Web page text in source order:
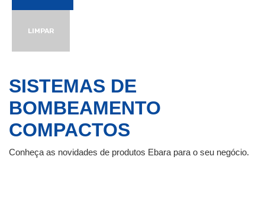
LIMPAR
SISTEMAS DE
BOMBEAMENTO
COMPACTOS
Conheça as novidades de produtos Ebara para o seu negócio.